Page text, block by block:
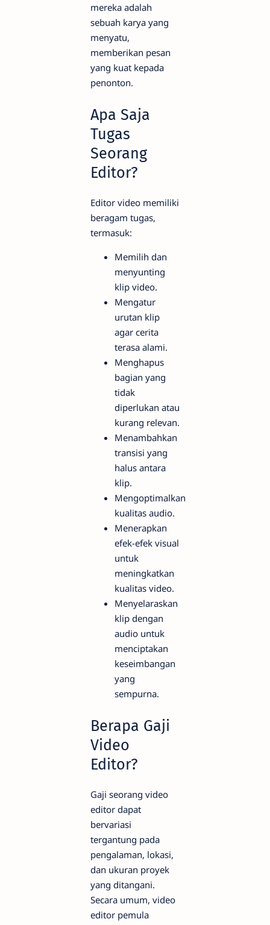
mereka adalah
sebuah karya yang
menyatu,
memberikan pesan
yang kuat kepada
penonton.
Apa Saja
Tugas
Seorang
Editor?
Editor video memiliki
beragam tugas,
termasuk:
Memilih dan
menyunting
klip video.
Mengatur
urutan klip
agar cerita
terasa alami.
Menghapus
bagian yang
tidak
diperlukan atau
kurang relevan.
Menambahkan
transisi yang
halus antara
klip.
Mengoptimalkan
kualitas audio.
Menerapkan
efek-efek visual
untuk
meningkatkan
kualitas video.
Menyelaraskan
klip dengan
audio untuk
menciptakan
keseimbangan
yang
sempurna.
Berapa Gaji
Video
Editor?
Gaji seorang video
editor dapat
bervariasi
tergantung pada
pengalaman, lokasi,
dan ukuran proyek
yang ditangani.
Secara umum, video
editor pemula